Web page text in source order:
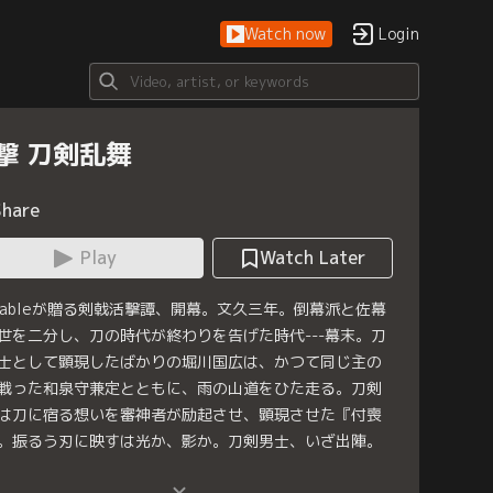
Watch now Login
刀剣乱舞
Play
Watch Later
が贈る剣戟活撃譚、開幕。文久三年。倒幕派と佐幕
を二分し、刀の時代が終わりを告げた時代---幕末。刀
として顕現したばかりの堀川国広は、かつて同じ主の
った和泉守兼定とともに、雨の山道をひた走る。刀剣
刀に宿る想いを審神者が励起させ、顕現させた『付喪
振るう刃に映すは光か、影か。刀剣男士、いざ出陣。